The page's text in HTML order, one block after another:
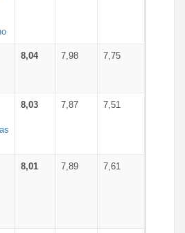
8,04 7,98 7,75
8,03 7,87 7,51
8,01 7,89 7,61